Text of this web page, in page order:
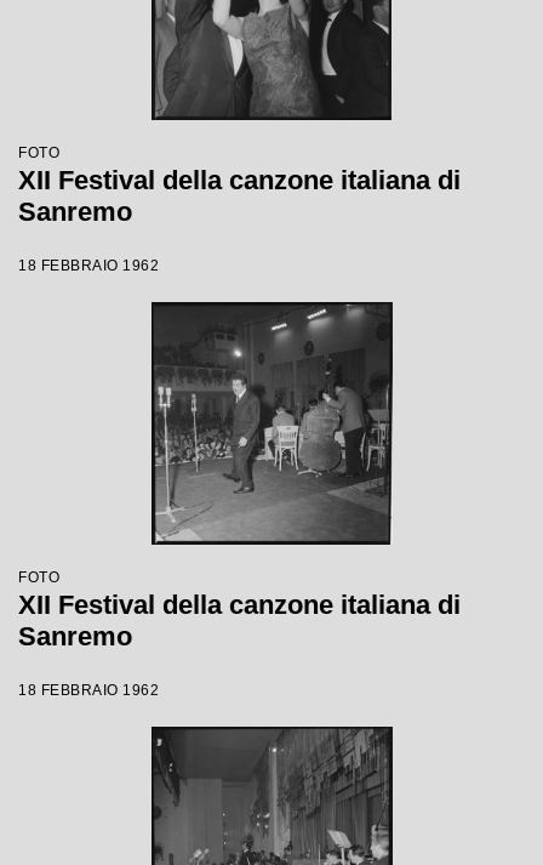
FOTO
XII Festival della canzone italiana di
Sanremo
18 FEBBRAIO 1962
FOTO
XII Festival della canzone italiana di
Sanremo
18 FEBBRAIO 1962